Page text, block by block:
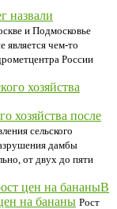
назвали
и Подмосковье
является чем-то
России
хозяйства после
сельского
дамбы
от двух до пяти
В
на бананы Рост